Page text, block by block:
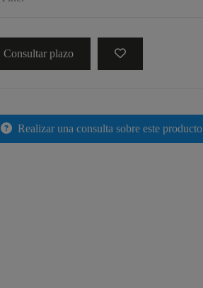
Consultar plazo
Realizar una consulta sobre este producto